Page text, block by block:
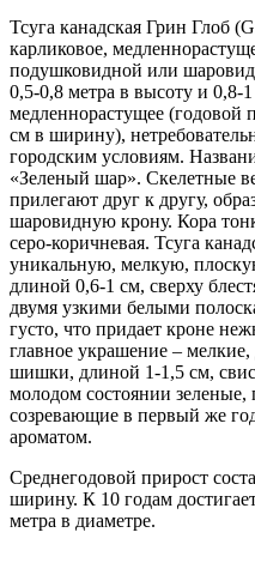
Тсуга канадская Грин Глоб
карликовое,
подушковидной или
0,5-0,8 метра в высоту и 0,8-
медленнорастущее (годовой
см в ширину),
городским условиям.
«Зеленый шар». Скелетные
прилегают друг к другу,
шаровидную крону. Кора
серо-коричневая. Тсуга
уникальную, мелкую,
длиной 0,6-1 см, сверху
двумя узкими белыми
густо, что придает кроне
главное украшение –
шишки, длиной 1-1,5 см,
молодом состоянии зеленые,
созревающие в первый же
ароматом.
Среднегодовой прирост
ширину. К 10 годам
метра в диаметре.